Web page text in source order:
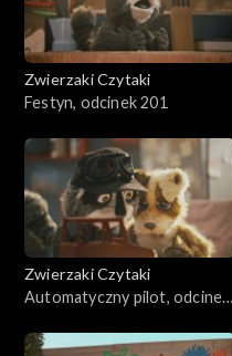
Zwierzaki Czytaki
Festyn, odcinek 201
Zwierzaki Czytaki
Automatyczny pilot, odcinek